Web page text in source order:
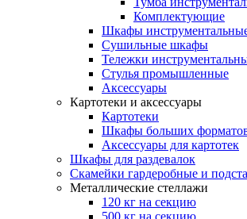
Комплектующие
Шкафы
Сушильные шкафы
Тележки
Стулья промышленные
Аксессуары
Картотеки и аксессуары
Картотеки
Шкафы больших
Аксессуары для картотек
Шкафы для раздевалок
Скамейки гардеробные и
Металлические стеллажи
120 кг на секцию
500 кг на секцию